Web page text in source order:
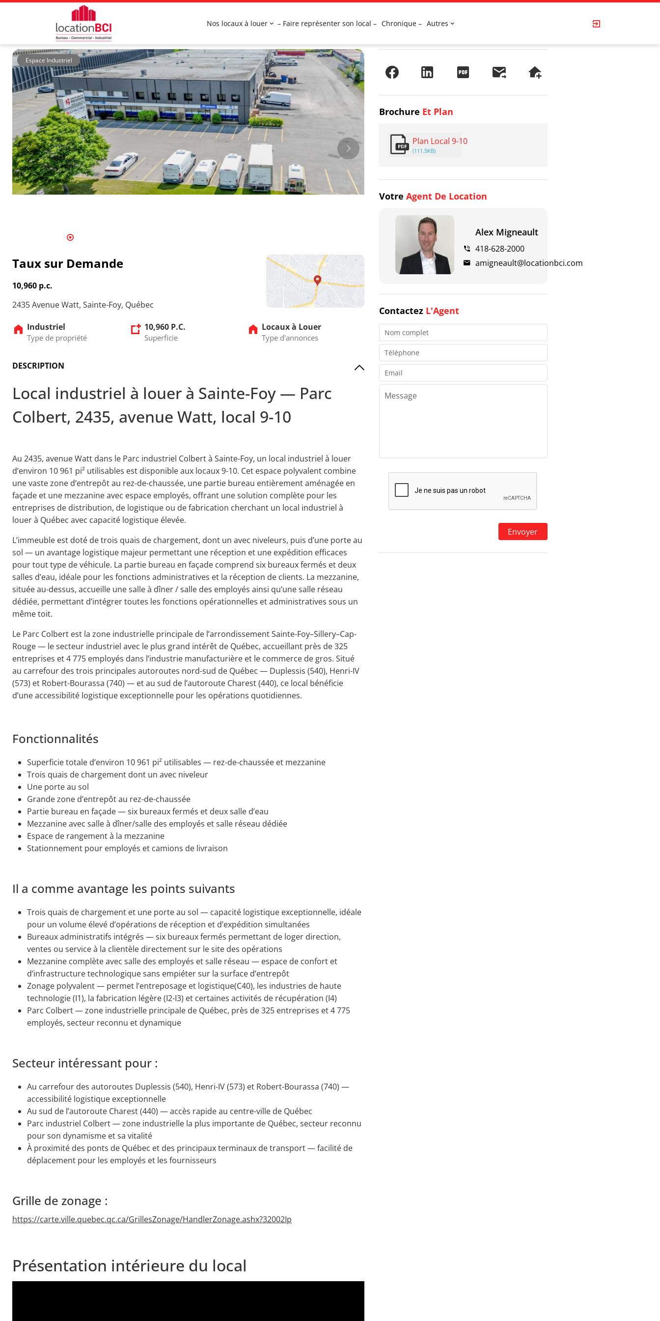
Nos locaux à louer – Faire représenter son local – Chronique – Autres
Espace Industriel
Immeubles Roussin
Taux sur Demande
10,960 p.c.
2435 Avenue Watt, Sainte-Foy, Québec
Industriel
Type de propriété
10,960 P.C.
Superficie
Locaux à Louer
Type d'annonces
DESCRIPTION
Local industriel à louer à Sainte-Foy — Parc
Colbert, 2435, avenue Watt, local 9-10
Au 2435, avenue Watt dans le Parc industriel Colbert à Sainte-Foy, un local industriel à louer
d’environ 10 961 pi² utilisables est disponible aux locaux 9-10. Cet espace polyvalent combine
une vaste zone d’entrepôt au rez-de-chaussée, une partie bureau entièrement aménagée en
façade et une mezzanine avec espace employés, offrant une solution complète pour les
entreprises de distribution, de logistique ou de fabrication cherchant un local industriel à
louer à Québec avec capacité logistique élevée.
L’immeuble est doté de trois quais de chargement, dont un avec niveleurs, puis d’une porte au
sol — un avantage logistique majeur permettant une réception et une expédition efficaces
pour tout type de véhicule. La partie bureau en façade comprend six bureaux fermés et deux
salles d’eau, idéale pour les fonctions administratives et la réception de clients. La mezzanine,
située au-dessus, accueille une salle à dîner / salle des employés ainsi qu’une salle réseau
dédiée, permettant d’intégrer toutes les fonctions opérationnelles et administratives sous un
même toit.
Le Parc Colbert est la zone industrielle principale de l’arrondissement Sainte-Foy–Sillery–Cap-
Rouge — le secteur industriel avec le plus grand intérêt de Québec, accueillant près de 325
entreprises et 4 775 employés dans l’industrie manufacturière et le commerce de gros. Situé
au carrefour des trois principales autoroutes nord-sud de Québec — Duplessis (540), Henri-IV
(573) et Robert-Bourassa (740) — et au sud de l’autoroute Charest (440), ce local bénéficie
d’une accessibilité logistique exceptionnelle pour les opérations quotidiennes.
Fonctionnalités
Superficie totale d’environ 10 961 pi² utilisables — rez-de-chaussée et mezzanine
Trois quais de chargement dont un avec niveleur
Une porte au sol
Grande zone d’entrepôt au rez-de-chaussée
Partie bureau en façade — six bureaux fermés et deux salle d’eau
Mezzanine avec salle à dîner/salle des employés et salle réseau dédiée
Espace de rangement à la mezzanine
Stationnement pour employés et camions de livraison
Il a comme avantage les points suivants
Trois quais de chargement et une porte au sol — capacité logistique exceptionnelle, idéale
pour un volume élevé d’opérations de réception et d’expédition simultanées
Bureaux administratifs intégrés — six bureaux fermés permettant de loger direction,
ventes ou service à la clientèle directement sur le site des opérations
Mezzanine complète avec salle des employés et salle réseau — espace de confort et
d’infrastructure technologique sans empiéter sur la surface d’entrepôt
Zonage polyvalent — permet l’entreposage et logistique(C40), les industries de haute
technologie (I1), la fabrication légère (I2-I3) et certaines activités de récupération (I4)
Parc Colbert — zone industrielle principale de Québec, près de 325 entreprises et 4 775
employés, secteur reconnu et dynamique
Secteur intéressant pour :
Au carrefour des autoroutes Duplessis (540), Henri-IV (573) et Robert-Bourassa (740) —
accessibilité logistique exceptionnelle
Au sud de l’autoroute Charest (440) — accès rapide au centre-ville de Québec
Parc industriel Colbert — zone industrielle la plus importante de Québec, secteur reconnu
pour son dynamisme et sa vitalité
À proximité des ponts de Québec et des principaux terminaux de transport — facilité de
déplacement pour les employés et les fournisseurs
Grille de zonage :
https://carte.ville.quebec.qc.ca/GrillesZonage/HandlerZonage.ashx?32002Ip
Présentation intérieure du local
Brochure Et Plan
Plan Local 9-10
(111.5KB)
Votre Agent De Location
Alex Migneault
418-628-2000
amigneault@locationbci.com
ContactezL'Agent